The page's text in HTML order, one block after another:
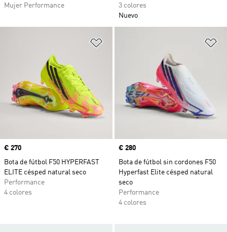
Mujer Performance
3 colores
Nuevo
Precio
€ 270
Bota de fútbol F50 HYPERFAST
ELITE césped natural seco
Performance
4 colores
Precio
€ 280
Bota de fútbol sin cordones F50
Hyperfast Elite césped natural
seco
Performance
4 colores